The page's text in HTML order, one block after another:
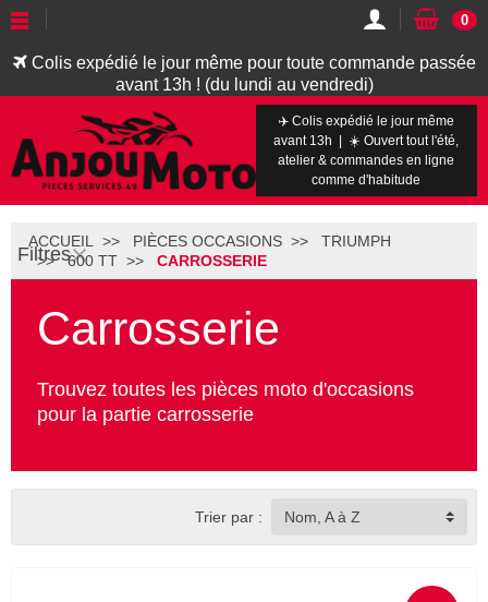
Colis expédié le jour même pour toute commande passée
avant 13h ! (du lundi au vendredi)
0
✈️ Colis expédié le jour même
avant 13h | ☀️ Ouvert tout l'été,
atelier & commandes en ligne
comme d'habitude
Filtres
ACCUEIL PIÈCES OCCASIONS
TRIUMPH
600 TT
CARROSSERIE
Carrosserie
Trouvez toutes les pièces moto d'occasions
pour la partie carrosserie
Trier par : Nom, A à Z